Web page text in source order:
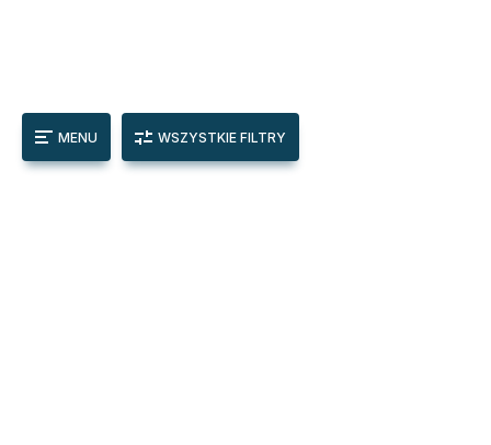
MENU WSZYSTKIE FILTRY